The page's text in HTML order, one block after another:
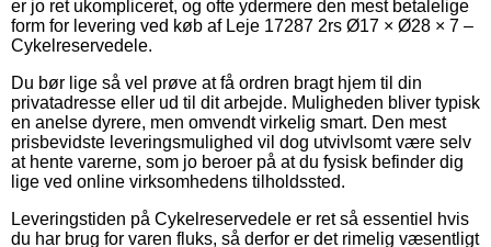
er jo ret ukompliceret, og ofte ydermere den mest betalelige
form for levering ved køb af Leje 17287 2rs Ø17 × Ø28 × 7 –
Cykelreservedele.
Du bør lige så vel prøve at få ordren bragt hjem til din
privatadresse eller ud til dit arbejde. Muligheden bliver typisk
en anelse dyrere, men omvendt virkelig smart. Den mest
prisbevidste leveringsmulighed vil dog utvivlsomt være selv
at hente varerne, som jo beroer på at du fysisk befinder dig
lige ved online virksomhedens tilholdssted.
Leveringstiden på Cykelreservedele er ret så essentiel hvis
du har brug for varen fluks, så derfor er det rimelig væsentligt